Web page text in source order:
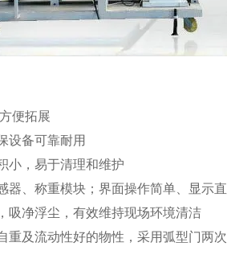
便拓展
设备可靠耐用
小，易于清理和维护
器、称重模块；界面操作简单、显示
吸净浮尘，有效维持现场环境清洁
重及流动性好的物性，采用弧型门两